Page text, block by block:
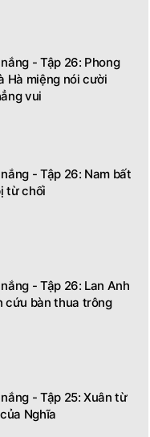
- Tập 26: Phong
Hà miệng nói cười
vui
- Tập 26: Nam bất
từ chối
- Tập 26: Lan Anh
cứu bàn thua trông
- Tập 25: Xuân từ
Nghĩa